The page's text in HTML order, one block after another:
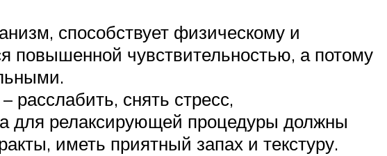
способствует физическому и
повышенной чувствительностью, а потому
расслабить, снять стресс,
для релаксирующей процедуры должны
иметь приятный запах и текстуру.